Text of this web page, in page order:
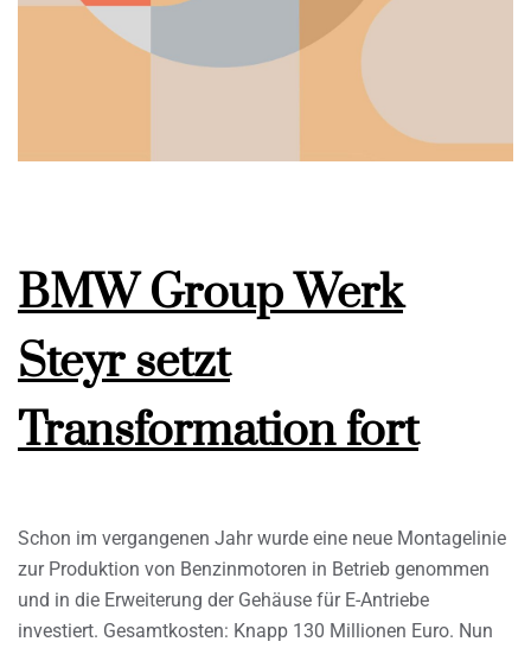
BMW Group Werk
Steyr setzt
Transformation fort
Schon im vergangenen Jahr wurde eine neue Montagelinie
zur Produktion von Benzinmotoren in Betrieb genommen
und in die Erweiterung der Gehäuse für E-Antriebe
investiert. Gesamtkosten: Knapp 130 Millionen Euro. Nun